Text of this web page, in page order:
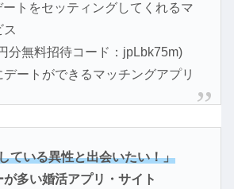
トをセッティングしてくれるマ
分無料招待コード：jpLbk75m)
ートができるマッチングアプリ
ている異性と出会いたい！」
多い婚活アプリ・サイト